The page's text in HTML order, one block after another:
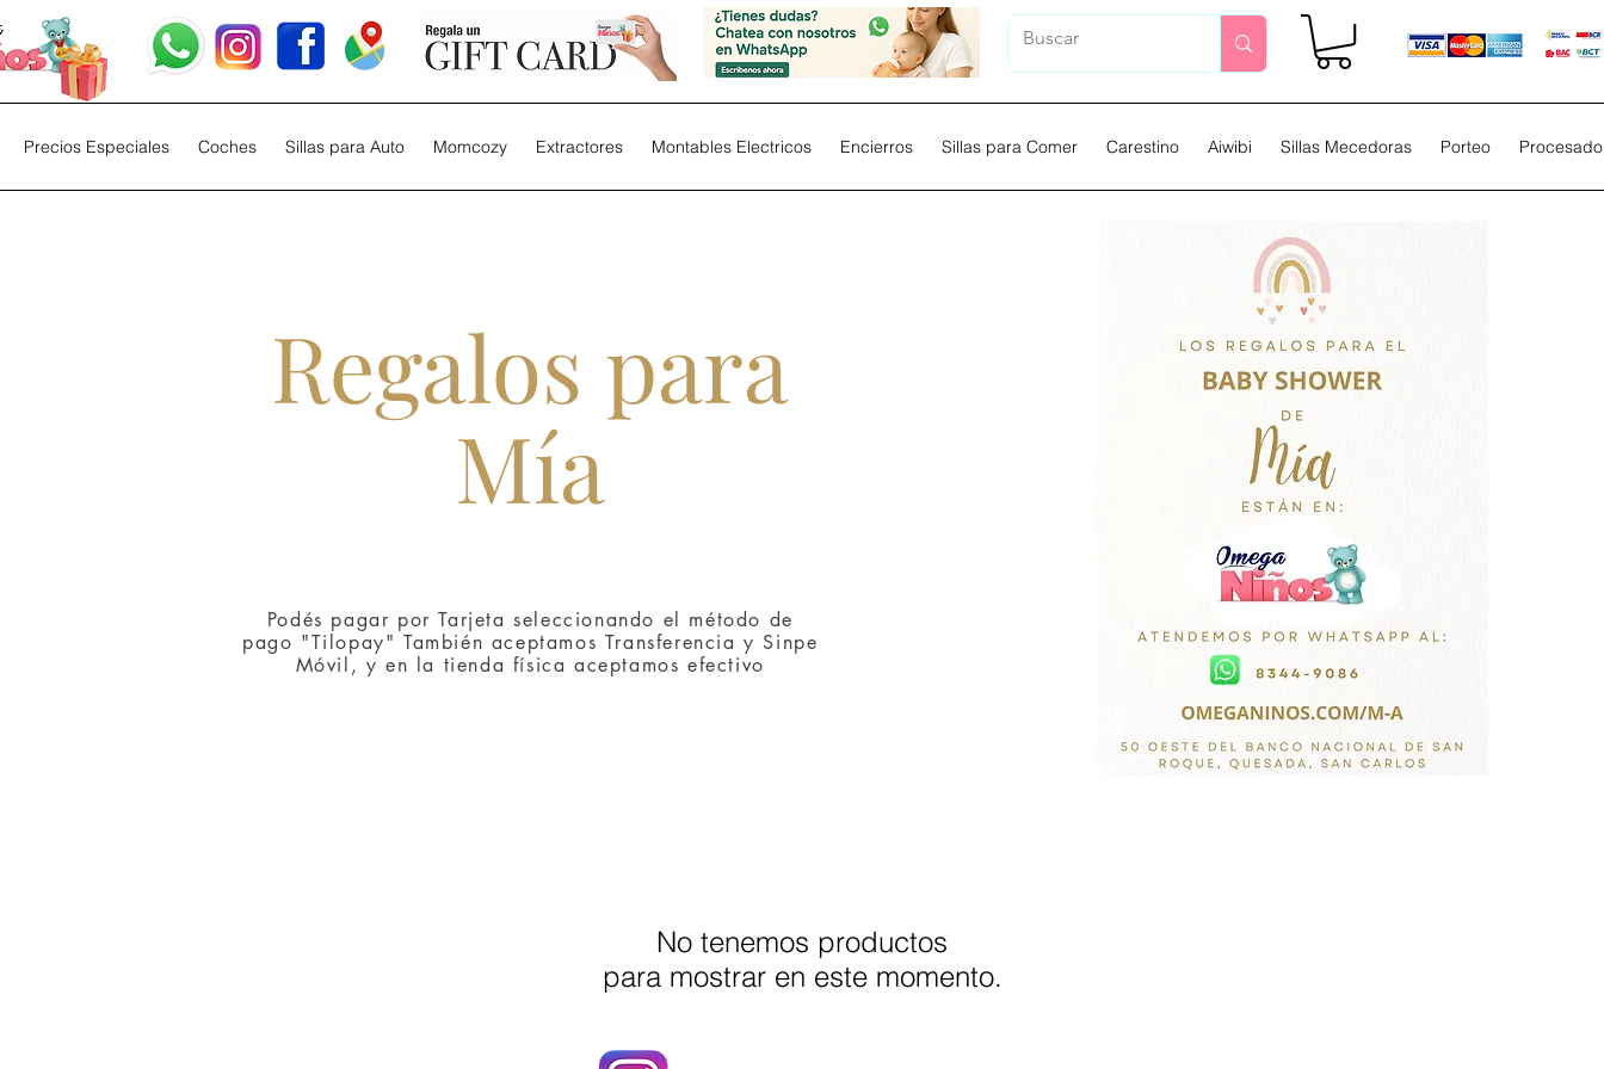
Precios Especiales Coches Sillas para Auto Momcozy Extractores Montables Electricos Encierros Sillas para Comer Carestino Aiwibi Sillas Mecedoras Porteo
Regalos para
​Mía
Podés pagar por Tarjeta seleccionando el método de
pago "Tilopay" También aceptamos Transferencia y Sinpe
Móvil, y en la tienda física aceptamos efectivo
No tenemos productos
para mostrar en este momento.